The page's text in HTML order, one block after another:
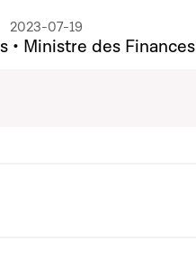
2023-07-19
• Ministre des Finances